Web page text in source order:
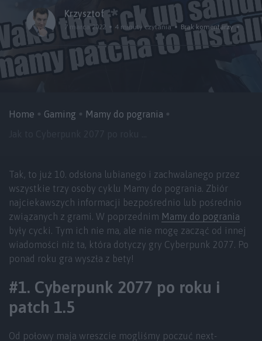
Krzysztof
7 marca 2022 4 minuty czytania Brak komentarzy
Home Gaming
Mamy do pogrania
Tak, to już 10. odsłona lubianego i zachwalanego przez
wszystkie trzy osoby cyklu Mamy do pogrania. Zbiór
najciekawszych informacji bezpośrednio lub pośrednio
związanych z grami. W poprzednim Mamy do pogrania
były cycki. Tym ich nie ma, ale nie mogę zacząć od innej
wiadomości niż ta, która dotyczy gry Cyberpunk 2077. Po
ponad roku gra wyszła z bety!
#1. Cyberpunk 2077 po roku i
patch 1.5
Od połowy maja wreszcie mogliśmy poczuć next-